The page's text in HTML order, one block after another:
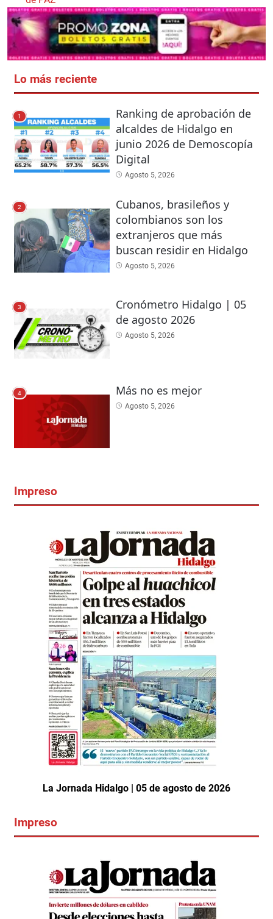
Lo más reciente
1
Ranking de aprobación de
alcaldes de Hidalgo en
junio 2026 de Demoscopía
Digital
Agosto 5, 2026
2
Cubanos, brasileños y
colombianos son los
extranjeros que más
buscan residir en Hidalgo
Agosto 5, 2026
3
Cronómetro Hidalgo | 05
de agosto 2026
Agosto 5, 2026
4 Más no es mejor
Agosto 5, 2026
Impreso
La Jornada Hidalgo | 05 de agosto de 2026
Impreso